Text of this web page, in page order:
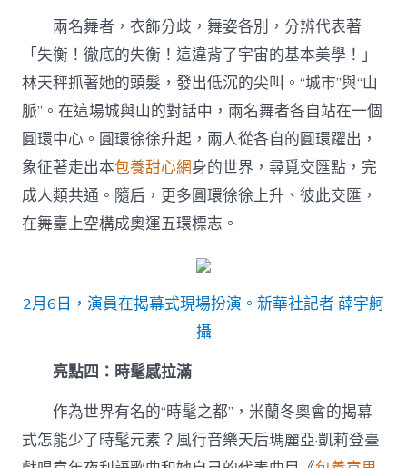
兩名舞者，衣飾分歧，舞姿各別，分辨代表著
「失衡！徹底的失衡！這違背了宇宙的基本美學！」
林天秤抓著她的頭髮，發出低沉的尖叫。“城市”與“山
脈”。在這場城與山的對話中，兩名舞者各自站在一個
圓環中心。圓環徐徐升起，兩人從各自的圓環躍出，
象征著走出本包養甜心網身的世界，尋覓交匯點，完
成人類共通。隨后，更多圓環徐徐上升、彼此交匯，
在舞臺上空構成奧運五環標志。
2月6日，演員在揭幕式現場扮演。新華社記者 薛宇舸
攝
亮點四：時髦感拉滿
作為世界有名的“時髦之都”，米蘭冬奧會的揭幕
式怎能少了時髦元素？風行音樂天后瑪麗亞·凱莉登臺